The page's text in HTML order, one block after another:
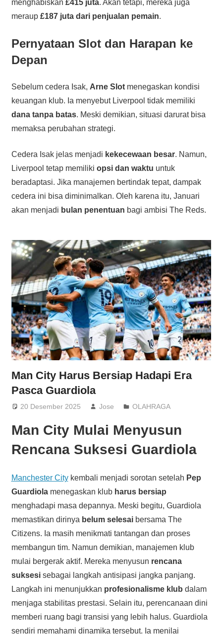
menghabiskan £415 juta. Akan tetapi, mereka juga
meraup £187 juta dari penjualan pemain.
Pernyataan Slot dan Harapan ke
Depan
Sebelum cedera Isak, Arne Slotmenegaskan kondisi
keuangan klub. Ia menyebut Liverpool tidak memiliki
dana tanpa batas. Meski demikian, situasi darurat bisa
memaksa perubahan strategi.
Cedera Isak jelas menjadi kekecewaan besar. Namun,
Liverpool tetap memiliki opsi dan waktu untuk
beradaptasi. Jika manajemen bertindak tepat, dampak
cedera ini bisa diminimalkan. Oleh karena itu, Januari
akan menjadi bulan penentuan bagi ambisi The Reds.
Man City Harus Bersiap Hadapi Era
Pasca Guardiola
20 Desember 2025 Jose OLAHRAGA
Man City Mulai Menyusun
Rencana Suksesi Guardiola
Manchester Citykembali menjadi sorotan setelah Pep
Guardiolamenegaskan klub harus bersiap
menghadapi masa depannya. Meski begitu, Guardiola
memastikan dirinya belum selesaibersama The
Citizens. Ia masih menikmati tantangan dan proses
membangun tim. Namun demikian, manajemen klub
mulai bergerak aktif. Mereka menyusun rencana
suksesisebagai langkah antisipasi jangka panjang.
Langkah ini menunjukkan profesionalisme klub dalam
menjaga stabilitas prestasi. Selain itu, perencanaan dini
memberi ruang bagi transisi yang lebih halus. Guardiola
sendiri memahami dinamika tersebut. Ia menilai